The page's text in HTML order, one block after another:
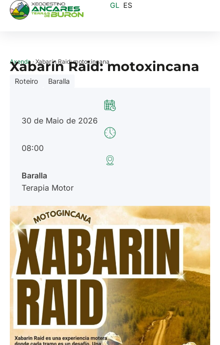
GL ES
Axenda · Xabarín Raid: motoxincana
Xabarín Raid: motoxincana
Roteiro Baralla
30 de Maio de 2026
08:00
Baralla
Terapia Motor